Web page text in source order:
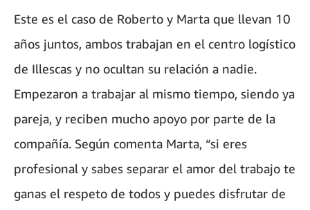
Este es el caso de Roberto y Marta que llevan 10
años juntos, ambos trabajan en el centro logístico
de Illescas y no ocultan su relación a nadie.
Empezaron a trabajar al mismo tiempo, siendo ya
pareja, y reciben mucho apoyo por parte de la
compañía. Según comenta Marta, “si eres
profesional y sabes separar el amor del trabajo te
ganas el respeto de todos y puedes disfrutar de